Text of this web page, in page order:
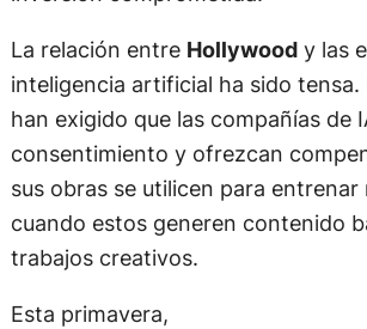
La relación entre Hollywoody las
inteligencia artificial ha sido tensa.
han exigido que las compañías de
consentimiento y ofrezcan
sus obras se utilicen para entrenar
cuando estos generen contenido
trabajos creativos.
Esta primavera,